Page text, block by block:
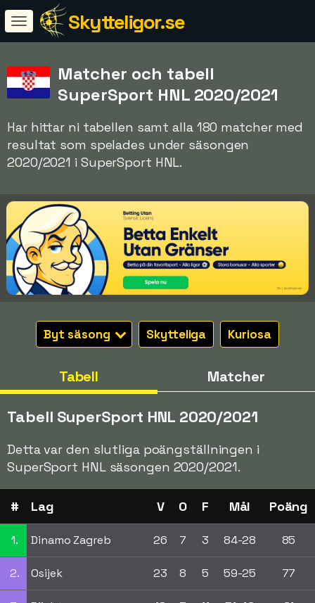
Skytteligor.se
Matcher och tabell
SuperSport HNL 2020/2021
Har hittar ni tabellen samt alla 180 matcher med
resultat som spelades under säsongen
2020/2021 i SuperSport HNL.
Byt säsong Skytteliga Kuriosa
Tabell Matcher
Tabell SuperSport HNL 2020/2021
Detta var den slutliga poängställningen i
SuperSport HNL säsongen 2020/2021.
# Lag V O F Mål Poäng
1. Dinamo Zagreb 26 7 3 84-28 85
2. Osijek 23 8 5 59-25 77